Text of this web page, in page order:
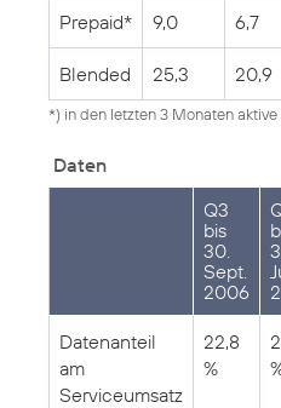
Prepaid* 9,0 6,7
Blended 25,3 20,9
*) in den letzten 3 Monaten aktive
Daten
Q3
bis
30.
Sept.
2006
Datenanteil
am
Serviceumsatz
22,8
%